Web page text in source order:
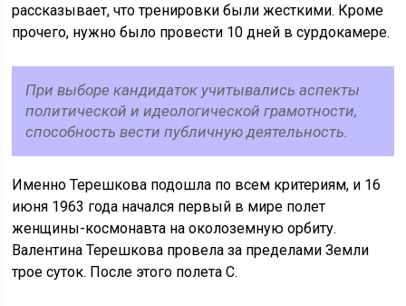
рассказывает, что тренировки были жесткими. Кроме
прочего, нужно было провести 10 дней в сурдокамере.
При выборе кандидаток учитывались аспекты
политической и идеологической грамотности,
способность вести публичную деятельность.
Именно Терешкова подошла по всем критериям, и 16
июня 1963 года начался первый в мире полет
женщины-космонавта на околоземную орбиту.
Валентина Терешкова провела за пределами Земли
трое суток. После этого полета С.